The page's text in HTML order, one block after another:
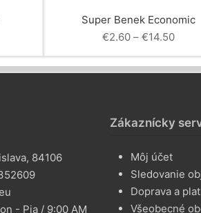
Super Benek Economic
€2.60 – €14.50Price
84106
- Pia / 9:00 AM
Zákaznícky
Môj účet
Sledovanie
Doprava a
Všeobecné